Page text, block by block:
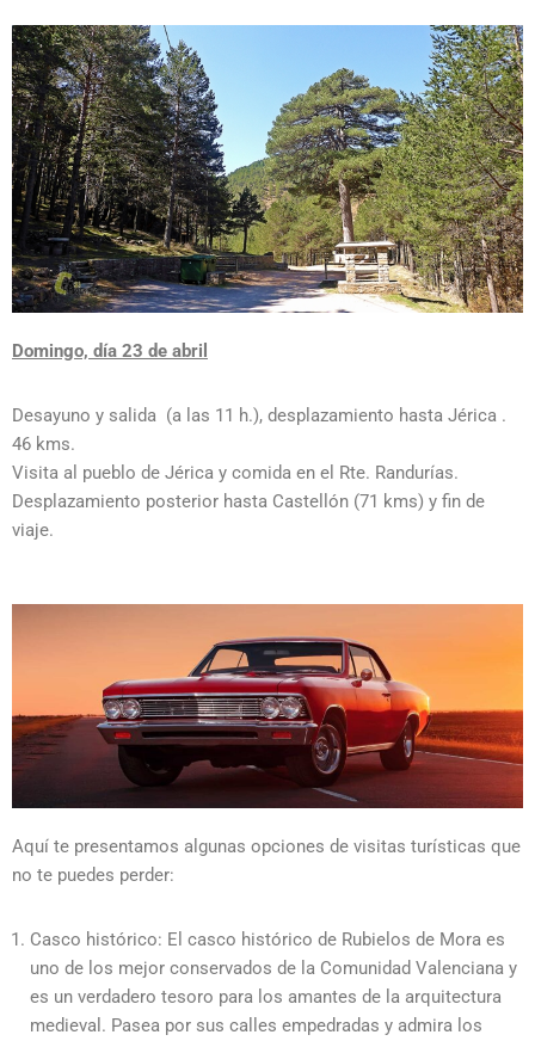
Domingo, día 23 de abril
Desayuno y salida (a las 11 h.), desplazamiento hasta Jérica .
46 kms.
Visita al pueblo de Jérica y comida en el Rte. Randurías.
Desplazamiento posterior hasta Castellón (71 kms) y fin de
viaje.
Aquí te presentamos algunas opciones de visitas turísticas que
no te puedes perder:
Casco histórico: El casco histórico de Rubielos de Mora es
uno de los mejor conservados de la Comunidad Valenciana y
es un verdadero tesoro para los amantes de la arquitectura
medieval. Pasea por sus calles empedradas y admira los